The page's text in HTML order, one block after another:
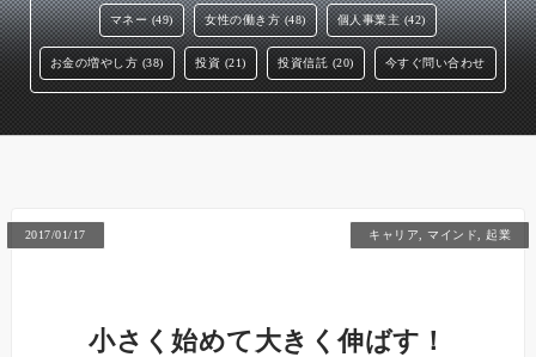
マネー (49) 女性の働き方 (48) 個人事業主 (42)
お金の増やし方 (38) 投資 (21) 投資信託 (20) 今すぐ問い合わせ
2017/01/17 キャリア ,マインド 起業
小さく始めて大きく伸ばす！